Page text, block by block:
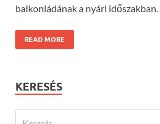
balkonládának a nyári időszakban.
READ MORE
KERESÉS